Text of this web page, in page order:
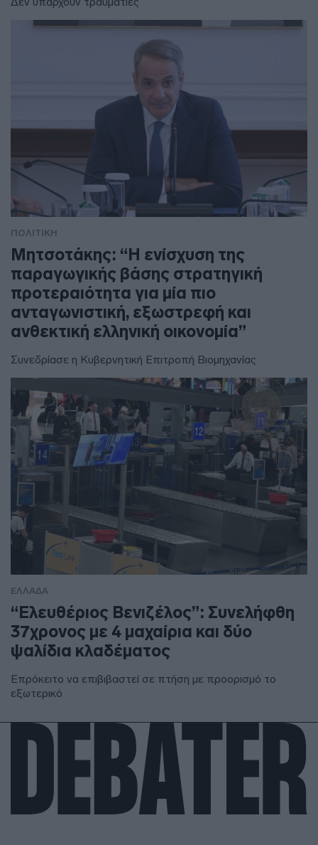
ΠΟΛΙΤΙΚΗ
Μητσοτάκης: “Η ενίσχυση της
παραγωγικής βάσης στρατηγική
προτεραιότητα για μία πιο
ανταγωνιστική, εξωστρεφή και
ανθεκτική ελληνική οικονομία”
Συνεδρίασε η Κυβερνητική Επιτροπή Βιομηχανίας
ΕΛΛΑΔΑ
“Ελευθέριος Βενιζέλος”: Συνελήφθη
37χρονος με 4 μαχαίρια και δύο
ψαλίδια κλαδέματος
Επρόκειτο να επιβιβαστεί σε πτήση με προορισμό το
εξωτερικό